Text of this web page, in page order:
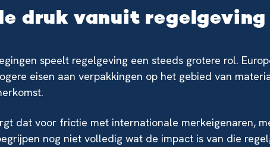
druk vanuit regelgeving
speelt regelgeving een steeds grotere rol.
eisen aan verpakkingen op het gebied van
dat voor frictie met internationale merkeigenaren,
nog niet volledig wat de impact is van die